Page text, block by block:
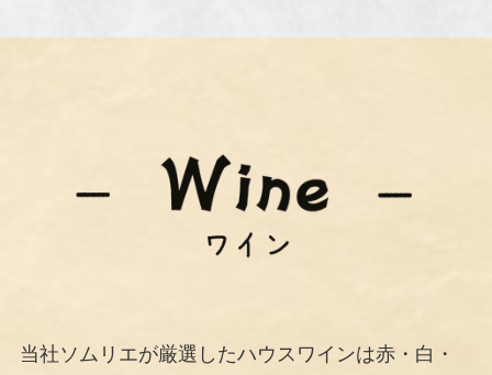
当社ソムリエが厳選したハウスワインは赤・白・